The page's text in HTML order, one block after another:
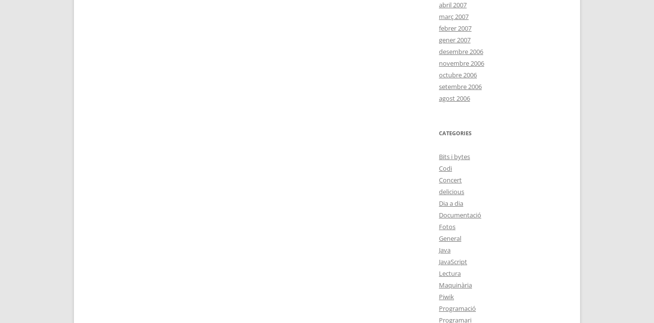
abril 2007
març 2007
febrer 2007
gener 2007
desembre 2006
novembre 2006
octubre 2006
setembre 2006
agost 2006
CATEGORIES
Bits i bytes
Codi
Concert
delicious
Dia a dia
Documentació
Fotos
General
Java
JavaScript
Lectura
Maquinària
Piwik
Programació
Programari